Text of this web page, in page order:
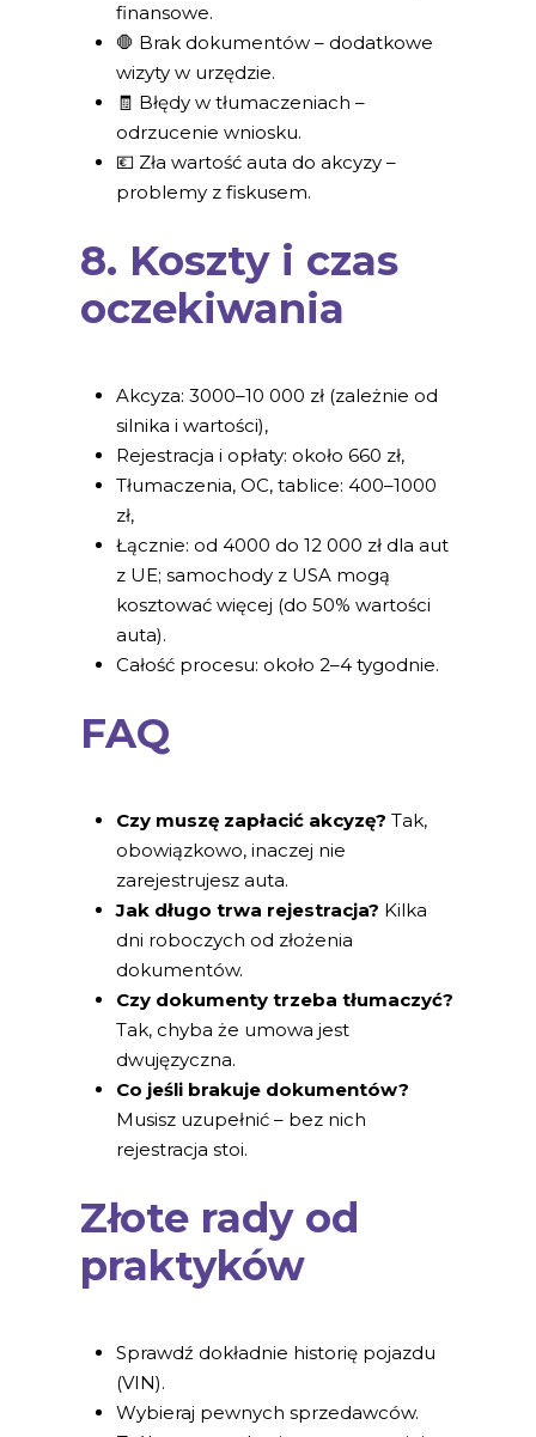
finansowe.
🛑 Brak dokumentów – dodatkowe
wizyty w urzędzie.
🧾 Błędy w tłumaczeniach –
odrzucenie wniosku.
💶 Zła wartość auta do akcyzy –
problemy z fiskusem.
8. Koszty i czas
oczekiwania
Akcyza: 3000–10 000 zł (zależnie od
silnika i wartości),
Rejestracja i opłaty: około 660 zł,
Tłumaczenia, OC, tablice: 400–1000
zł,
Łącznie: od 4000 do 12 000 zł dla aut
z UE; samochody z USA mogą
kosztować więcej (do 50% wartości
auta).
Całość procesu: około 2–4 tygodnie.
FAQ
Czy muszę zapłacić akcyzę? Tak,
obowiązkowo, inaczej nie
zarejestrujesz auta.
Jak długo trwa rejestracja? Kilka
dni roboczych od złożenia
dokumentów.
Czy dokumenty trzeba tłumaczyć?
Tak, chyba że umowa jest
dwujęzyczna.
Co jeśli brakuje dokumentów?
Musisz uzupełnić – bez nich
rejestracja stoi.
Złote rady od
praktyków
Sprawdź dokładnie historię pojazdu
(VIN).
Wybieraj pewnych sprzedawców.